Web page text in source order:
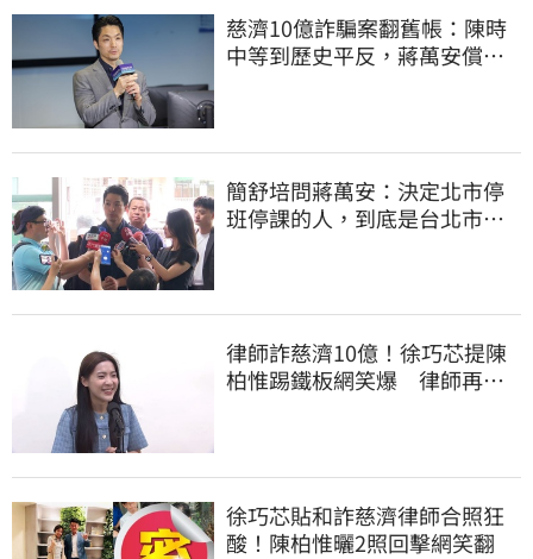
慈濟10億詐騙案翻舊帳：陳時
中等到歷史平反，蔣萬安償還
簡舒培問蔣萬安：決定北市停
班停課的人，到底是台北市
律師詐慈濟10億！徐巧芯提陳
柏惟踢鐵板網笑爆 律師再曬1
徐巧芯貼和詐慈濟律師合照狂
酸！陳柏惟曬2照回擊網笑翻